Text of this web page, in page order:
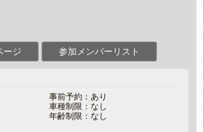
ージ 参加メンバーリスト
事前予約：あり
車種制限：なし
年齢制限：なし